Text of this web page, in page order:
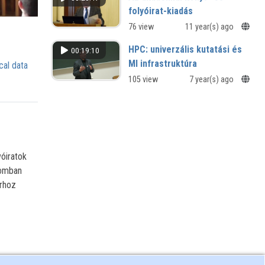
data
folyóirat-kiadás
76 view 11 year(s) ago
00:19:10
HPC: univerzális kutatási és
MI infrastruktúra
105 view 7 year(s) ago